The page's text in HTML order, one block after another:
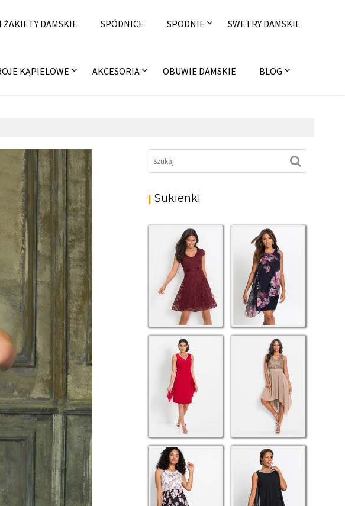
ŻAKIETY DAMSKIE SPÓDNICE SPODNIE SWETRY DAMSKIE
KĄPIELOWE AKCESORIA OBUWIE DAMSKIE BLOG
2017
Sukienki